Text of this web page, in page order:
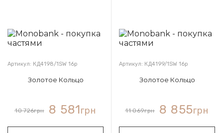
Артикул: КД4198/1SW 16р
Золотое Кольцо
10 726грн 8 581грн
Артикул: КД4199/1SW 16р
Золотое Кольцо
11 069грн 8 855грн